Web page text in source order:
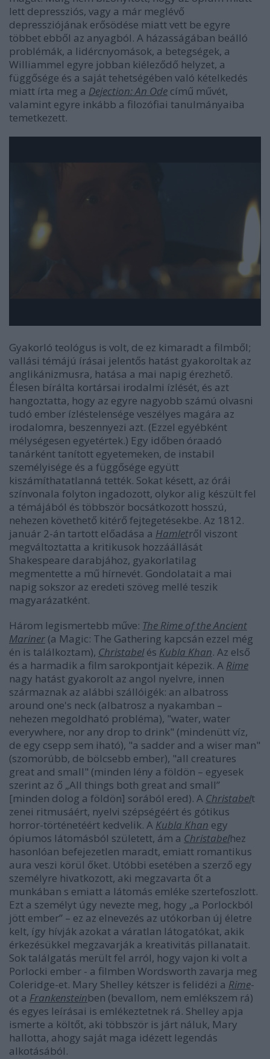
lett depressziós, vagy a már meglévő
depressziójának erősödése miatt vett be egyre
többet ebből az anyagból. A házasságában beálló
problémák, a lidércnyomások, a betegségek, a
Williammel egyre jobban kiéleződő helyzet, a
függősége és a saját tehetségében való kételkedés
miatt írta meg a Dejection: An Ode című művét,
valamint egyre inkább a filozófiai tanulmányaiba
temetkezett.
Gyakorló teológus is volt, de ez kimaradt a filmből;
vallási témájú írásai jelentős hatást gyakoroltak az
anglikánizmusra, hatása a mai napig érezhető.
Élesen bírálta kortársai irodalmi ízlését, és azt
hangoztatta, hogy az egyre nagyobb számú olvasni
tudó ember ízléstelensége veszélyes magára az
irodalomra, beszennyezi azt. (Ezzel egyébként
mélységesen egyetértek.) Egy időben óraadó
tanárként tanított egyetemeken, de instabil
személyisége és a függősége együtt
kiszámíthatatlanná tették. Sokat késett, az órái
színvonala folyton ingadozott, olykor alig készült fel
a témájából és többször bocsátkozott hosszú,
nehezen követhető kitérő fejtegetésekbe. Az 1812.
január 2-án tartott előadása a Hamletről viszont
megváltoztatta a kritikusok hozzáállását
Shakespeare darabjához, gyakorlatilag
megmentette a mű hírnevét. Gondolatait a mai
napig sokszor az eredeti szöveg mellé teszik
magyarázatként.
Három legismertebb műve: The Rime of the Ancient
Mariner (a Magic: The Gathering kapcsán ezzel még
én is találkoztam), Christabelés Kubla Khan. Az első
és a harmadik a film sarokpontjait képezik. A Rime
nagy hatást gyakorolt az angol nyelvre, innen
származnak az alábbi szállóigék: an albatross
around one's neck (albatrosz a nyakamban –
nehezen megoldható probléma), "water, water
everywhere, nor any drop to drink" (mindenütt víz,
de egy csepp sem iható), "a sadder and a wiser man"
(szomorúbb, de bölcsebb ember), "all creatures
great and small" (minden lény a földön – egyesek
szerint az ő „All things both great and small”
[minden dolog a földön] sorából ered). A Christabelt
zenei ritmusáért, nyelvi szépségéért és gótikus
horror-történetéért kedvelik. A Kubla Khan egy
ópiumos látomásból született, ám a Christabelhez
hasonlóan befejezetlen maradt, emiatt romantikus
aura veszi körül őket. Utóbbi esetében a szerző egy
személyre hivatkozott, aki megzavarta őt a
munkában s emiatt a látomás emléke szertefoszlott.
Ezt a személyt úgy nevezte meg, hogy „a Porlockból
jött ember” – ez az elnevezés az utókorban új életre
kelt, így hívják azokat a váratlan látogatókat, akik
érkezésükkel megzavarják a kreativitás pillanatait.
Sok találgatás merült fel arról, hogy vajon ki volt a
Porlocki ember - a filmben Wordsworth zavarja meg
Coleridge-et. Mary Shelley kétszer is felidézi a Rime-
ot a Frankensteinben (bevallom, nem emlékszem rá)
és egyes leírásai is emlékeztetnek rá. Shelley apja
ismerte a költőt, aki többször is járt náluk, Mary
hallotta, ahogy saját maga idézett legendás
alkotásából.